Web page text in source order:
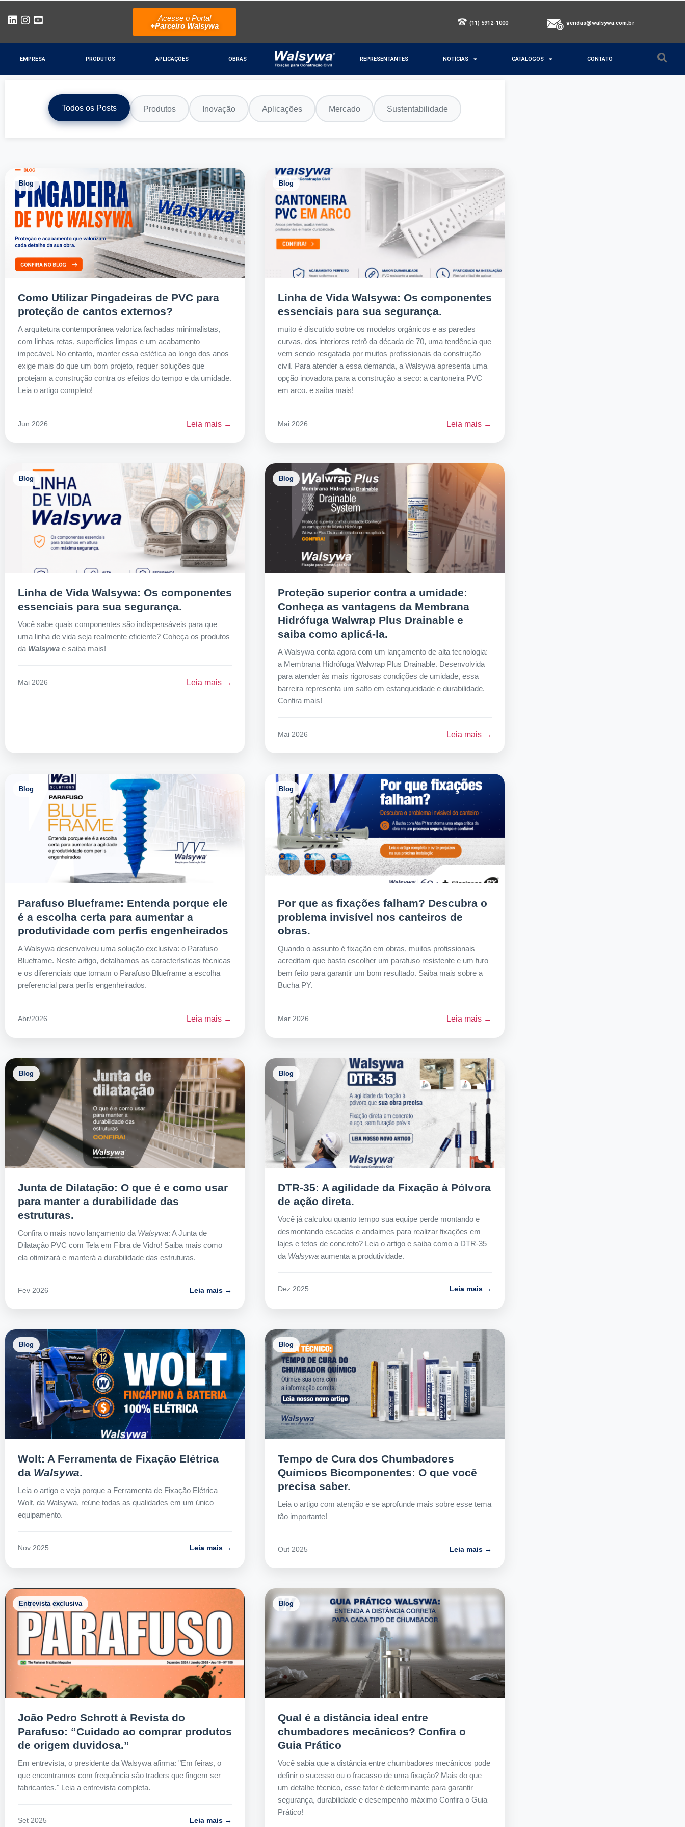
Acesse o Portal
+Parceiro Walsywa
(11) 5912-1000 vendas@walsywa.com.br
EMPRESA PRODUTOS APLICAÇÕES OBRAS REPRESENTANTES NOTÍCIAS CATÁLOGOS CONTATO
Todos os Posts Produtos Inovação Aplicações Mercado Sustentabilidade
Blog
Como Utilizar Pingadeiras de PVC para
proteção de cantos externos?
A arquitetura contemporânea valoriza fachadas minimalistas,
com linhas retas, superfícies limpas e um acabamento
impecável. No entanto, manter essa estética ao longo dos anos
exige mais do que um bom projeto, requer soluções que
protejam a construção contra os efeitos do tempo e da umidade.
Leia o artigo completo!
Jun 2026 Leia mais →
Blog
Linha de Vida Walsywa: Os componentes
essenciais para sua segurança.
muito é discutido sobre os modelos orgânicos e as paredes
curvas, dos interiores retrô da década de 70, uma tendência que
vem sendo resgatada por muitos profissionais da construção
civil. Para atender a essa demanda, a Walsywa apresenta uma
opção inovadora para a construção a seco: a cantoneira PVC
em arco. e saiba mais!
Mai 2026 Leia mais →
Blog
Linha de Vida Walsywa: Os componentes
essenciais para sua segurança.
Você sabe quais componentes são indispensáveis para que
uma linha de vida seja realmente eficiente? Coheça os produtos
da Walsywa e saiba mais!
Mai 2026 Leia mais →
Blog
Proteção superior contra a umidade:
Conheça as vantagens da Membrana
Hidrófuga Walwrap Plus Drainable e
saiba como aplicá-la.
A Walsywa conta agora com um lançamento de alta tecnologia:
a Membrana Hidrófuga Walwrap Plus Drainable. Desenvolvida
para atender às mais rigorosas condições de umidade, essa
barreira representa um salto em estanqueidade e durabilidade.
Confira mais!
Mai 2026 Leia mais →
Blog
Parafuso Blueframe: Entenda porque ele
é a escolha certa para aumentar a
produtividade com perfis engenheirados
A Walsywa desenvolveu uma solução exclusiva: o Parafuso
Blueframe. Neste artigo, detalhamos as características técnicas
e os diferenciais que tornam o Parafuso Blueframe a escolha
preferencial para perfis engenheirados.
Abr/2026 Leia mais →
Blog
Por que as fixações falham? Descubra o
problema invisível nos canteiros de
obras.
Quando o assunto é fixação em obras, muitos profissionais
acreditam que basta escolher um parafuso resistente e um furo
bem feito para garantir um bom resultado. Saiba mais sobre a
Bucha PY.
Mar 2026 Leia mais →
Blog
Junta de Dilatação: O que é e como usar
para manter a durabilidade das
estruturas.
Confira o mais novo lançamento da Walsywa: A Junta de
Dilatação PVC com Tela em Fibra de Vidro! Saiba mais como
ela otimizará e manterá a durabilidade das estruturas.
Fev 2026 Leia mais →
Blog
DTR-35: A agilidade da Fixação à Pólvora
de ação direta.
Você já calculou quanto tempo sua equipe perde montando e
desmontando escadas e andaimes para realizar fixações em
lajes e tetos de concreto? Leia o artigo e saiba como a DTR-35
da Walsywa aumenta a produtividade.
Dez 2025 Leia mais →
Blog
Wolt: A Ferramenta de Fixação Elétrica
da Walsywa.
Leia o artigo e veja porque a Ferramenta de Fixação Elétrica
Wolt, da Walsywa, reúne todas as qualidades em um único
equipamento.
Nov 2025 Leia mais →
Blog
Tempo de Cura dos Chumbadores
Químicos Bicomponentes: O que você
precisa saber.
Leia o artigo com atenção e se aprofunde mais sobre esse tema
tão importante!
Out 2025 Leia mais →
Entrevista exclusiva
João Pedro Schrott à Revista do
Parafuso: “Cuidado ao comprar produtos
de origem duvidosa.”
Em entrevista, o presidente da Walsywa afirma: "Em feiras, o
que encontramos com frequência são traders que fingem ser
fabricantes." Leia a entrevista completa.
Set 2025 Leia mais →
Blog
Qual é a distância ideal entre
chumbadores mecânicos? Confira o
Guia Prático
Você sabia que a distância entre chumbadores mecânicos pode
definir o sucesso ou o fracasso de uma fixação? Mais do que
um detalhe técnico, esse fator é determinante para garantir
segurança, durabilidade e desempenho máximo Confira o Guia
Prático!